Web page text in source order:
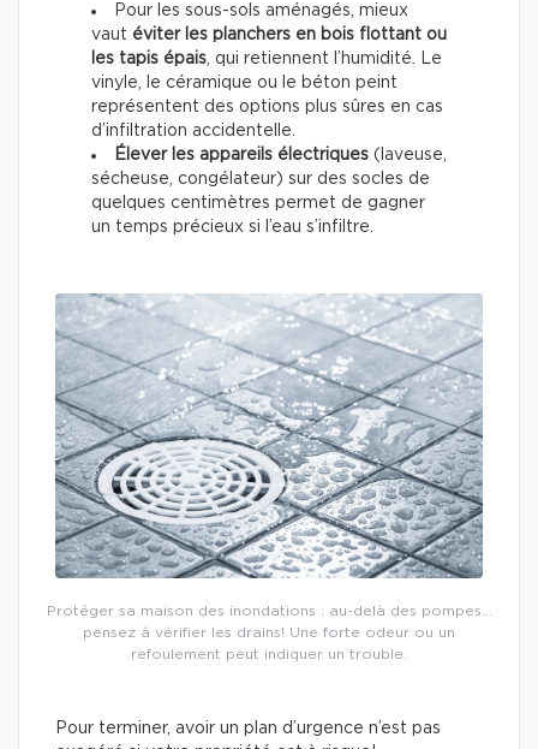
Pour les sous-sols aménagés, mieux
vaut éviter les planchers en bois flottant ou
les tapis épais , qui retiennent l’humidité. Le
vinyle, le céramique ou le béton peint
représentent des options plus sûres en cas
d’infiltration accidentelle.
Élever les appareils électriques (laveuse,
sécheuse, congélateur) sur des socles de
quelques centimètres permet de gagner
un temps précieux si l’eau s’infiltre.
Protéger sa maison des inondations : au-delà des pompes…
pensez à vérifier les drains! Une forte odeur ou un
refoulement peut indiquer un trouble.
Pour terminer, avoir un plan d’urgence n’est pas